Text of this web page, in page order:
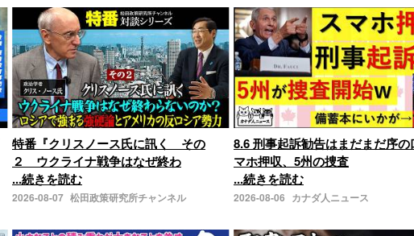
特番『クリスノース氏に訊く その
２ ウクライナ戦争はなぜ終わ
...続きを読む
2026-08-07 松田政策研究所チャンネル
8.6 刑事起訴勧告はまだまだ序
マホ押収、5州の捜査
...続きを読む
2026-08-06 カナダ人ニュース